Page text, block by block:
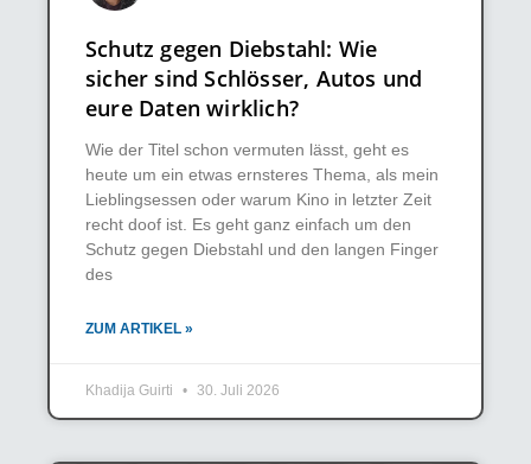
Schutz gegen Diebstahl: Wie
sicher sind Schlösser, Autos und
eure Daten wirklich?
Wie der Titel schon vermuten lässt, geht es
heute um ein etwas ernsteres Thema, als mein
Lieblingsessen oder warum Kino in letzter Zeit
recht doof ist. Es geht ganz einfach um den
Schutz gegen Diebstahl und den langen Finger
des
ZUM ARTIKEL »
Khadija Guirti 30. Juli 2026